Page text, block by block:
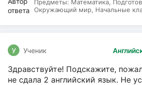
Предметы: Математика,
Окружающий мир, Начальные
У Ученик
Здравствуйте! Подскажите,
не сдала 2 английский язык. Не